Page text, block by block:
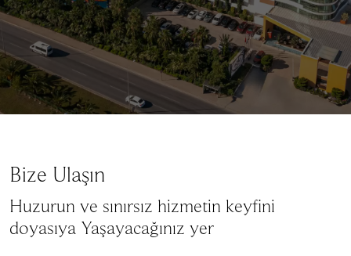
Bize Ulaşın
Huzurun ve sınırsız hizmetin keyfini
doyasıya Yaşayacağınız yer